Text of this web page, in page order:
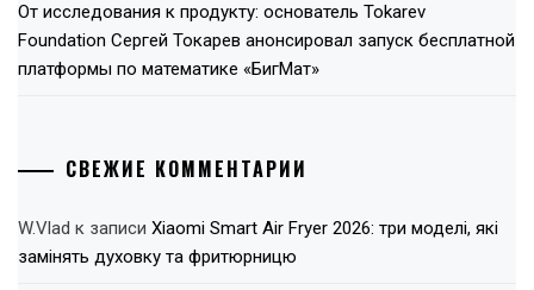
От исследования к продукту: основатель Tokarev
Foundation Сергей Токарев анонсировал запуск бесплатной
платформы по математике «БигМат»
СВЕЖИЕ КОММЕНТАРИИ
W.Vlad к записи Xiaomi Smart Air Fryer 2026: три моделі, які
замінять духовку та фритюрницю